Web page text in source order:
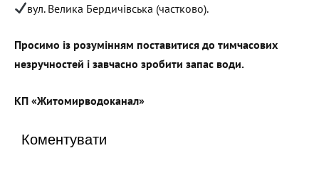
вул. Велика Бердичівська (частково).
Просимо із розумінням поставитися до тимчасових
незручностей і завчасно зробити запас води.
КП «Житомирводоканал»
Коментувати